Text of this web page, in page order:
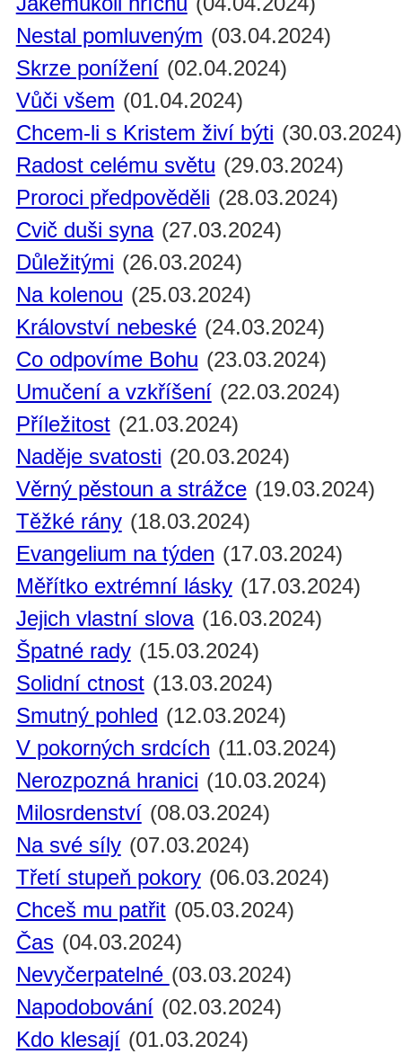
Nestal pomluveným (03.04.2024)
Skrze ponížení (02.04.2024)
Vůči všem (01.04.2024)
Chcem-li s Kristem živí býti (30.03.2024)
Radost celému světu (29.03.2024)
Proroci předpověděli (28.03.2024)
Cvič duši syna (27.03.2024)
Důležitými (26.03.2024)
Na kolenou (25.03.2024)
Království nebeské (24.03.2024)
Co odpovíme Bohu (23.03.2024)
Umučení a vzkříšení (22.03.2024)
Příležitost (21.03.2024)
Naděje svatosti (20.03.2024)
Věrný pěstoun a strážce (19.03.2024)
Těžké rány (18.03.2024)
Evangelium na týden (17.03.2024)
Měřítko extrémní lásky (17.03.2024)
Jejich vlastní slova (16.03.2024)
Špatné rady (15.03.2024)
Solidní ctnost (13.03.2024)
Smutný pohled (12.03.2024)
V pokorných srdcích (11.03.2024)
Nerozpozná hranici (10.03.2024)
Milosrdenství (08.03.2024)
Na své síly (07.03.2024)
Třetí stupeň pokory (06.03.2024)
Chceš mu patřit (05.03.2024)
Čas (04.03.2024)
Nevyčerpatelné (03.03.2024)
Napodobování (02.03.2024)
Kdo klesají (01.03.2024)